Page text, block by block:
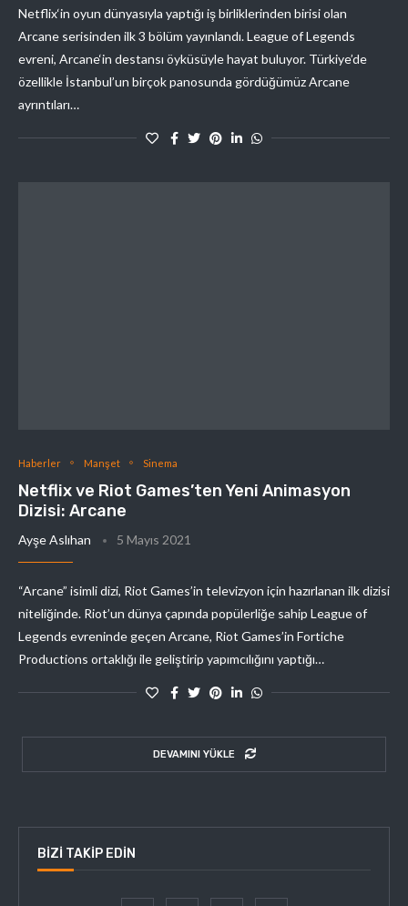
Netflix‘in oyun dünyasıyla yaptığı iş birliklerinden birisi olan
Arcane serisinden ilk 3 bölüm yayınlandı. League of Legends
evreni, Arcane‘in destansı öyküsüyle hayat buluyor. Türkiye’de
özellikle İstanbul’un birçok panosunda gördüğümüz Arcane
ayrıntıları…
Haberler Manşet Sinema
Netflix ve Riot Games’ten Yeni Animasyon
Dizisi: Arcane
Ayşe Aslıhan 5 Mayıs 2021
“Arcane” isimli dizi, Riot Games’in televizyon için hazırlanan ilk dizisi
niteliğinde. Riot’un dünya çapında popülerliğe sahip League of
Legends evreninde geçen Arcane, Riot Games’in Fortiche
Productions ortaklığı ile geliştirip yapımcılığını yaptığı…
DEVAMINI YÜKLE
BIZI TAKIP EDIN